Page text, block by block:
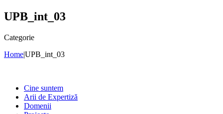
UPB_int_03
Categorie
Home|UPB_int_03
Cine suntem
Arii de Expertiză
Domenii